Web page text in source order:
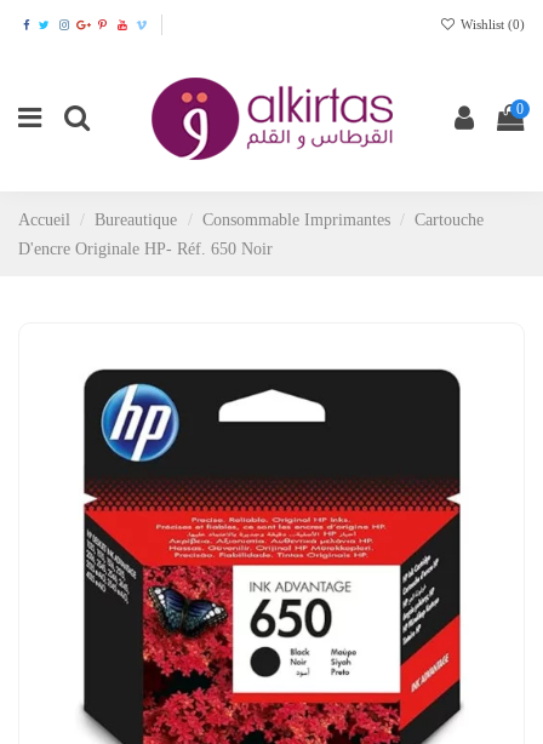
Wishlist (0)
0
Accueil Bureautique Consommable Imprimantes
Cartouche
D'encre Originale HP- Réf. 650 Noir